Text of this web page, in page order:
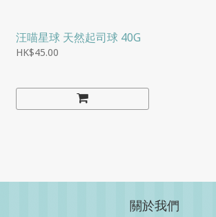
汪喵星球 天然起司球 40G
HK$45.00
關於我們